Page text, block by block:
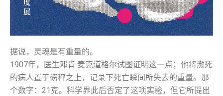
据说，灵魂是有重量的。
1907年，医生邓肯·麦克道格尔试图证明这一点；他将濒死
的病人置于磅秤之上，记录下死亡瞬间所失去的重量。那
个数字：21克。科学界此后否定了这项实验，但它所提出